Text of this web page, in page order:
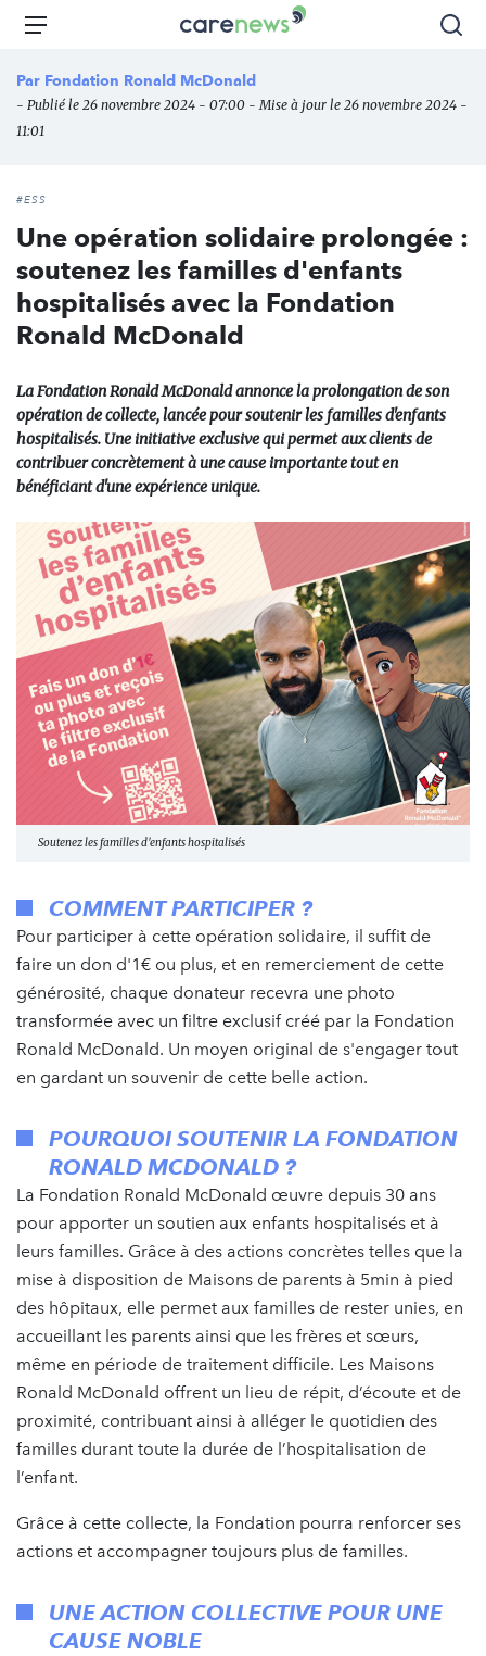
Aller
principal
Carenews,
média
des
Menu
Par Fondation Ronald McDonald
- Publié le 26 novembre 2024 - 07:00 - Mise à jour le 26 novembre 2024 -
11:01
#ESS
Une opération solidaire prolongée :
soutenez les familles d'enfants
hospitalisés avec la Fondation
Ronald McDonald
La Fondation Ronald McDonald annonce la prolongation de son
opération de collecte, lancée pour soutenir les familles d'enfants
hospitalisés. Une initiative exclusive qui permet aux clients de
contribuer concrètement à une cause importante tout en
bénéficiant d'une expérience unique.
Soutenez les familles d'enfants hospitalisés
COMMENT PARTICIPER ?
Pour participer à cette opération solidaire, il suffit de
faire un don d'1€ ou plus, et en remerciement de cette
générosité, chaque donateur recevra une photo
transformée avec un filtre exclusif créé par la Fondation
Ronald McDonald. Un moyen original de s'engager tout
en gardant un souvenir de cette belle action.
POURQUOI SOUTENIR LA FONDATION
RONALD MCDONALD ?
La Fondation Ronald McDonald œuvre depuis 30 ans
pour apporter un soutien aux enfants hospitalisés et à
leurs familles. Grâce à des actions concrètes telles que la
mise à disposition de Maisons de parents à 5min à pied
des hôpitaux, elle permet aux familles de rester unies, en
accueillant les parents ainsi que les frères et sœurs,
même en période de traitement difficile. Les Maisons
Ronald McDonald offrent un lieu de répit, d’écoute et de
proximité, contribuant ainsi à alléger le quotidien des
familles durant toute la durée de l’hospitalisation de
l’enfant.
Grâce à cette collecte, la Fondation pourra renforcer ses
actions et accompagner toujours plus de familles.
UNE ACTION COLLECTIVE POUR UNE
CAUSE NOBLE